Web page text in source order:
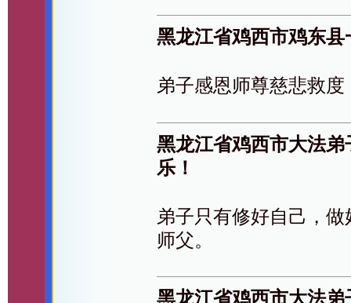
黑龙江省鸡西市鸡东
弟子感恩师尊慈悲救
黑龙江省鸡西市大法
乐！
弟子只有修好自己，
师父。
黑龙江省鸡西市大法